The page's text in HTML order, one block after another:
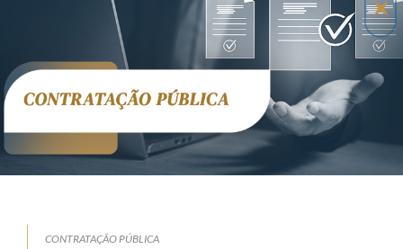
CONTRATAÇÃO PÚBLICA